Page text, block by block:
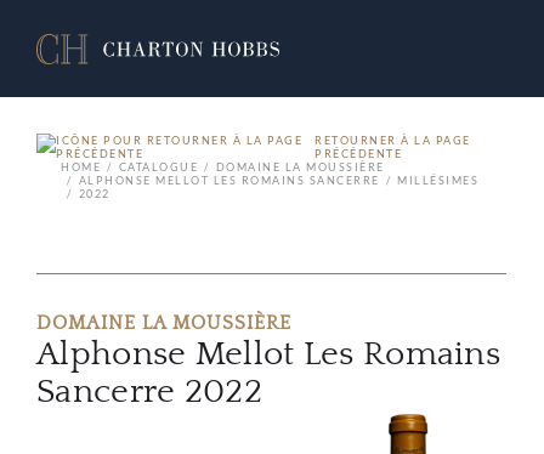
RETOURNER À LA PAGE
PRÉCÉDENTE
HOME
CATALOGUE
DOMAINE LA MOUSSIÈRE
ALPHONSE MELLOT LES ROMAINS SANCERRE
MILLÉSIMES
2022
DOMAINE LA MOUSSIÈRE
Alphonse Mellot Les Romains
Sancerre 2022